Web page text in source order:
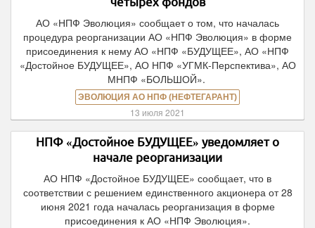
АО «НПФ Эволюция» сообщает о том, что началась
процедура реорганизации АО «НПФ Эволюция» в форме
присоединения к нему АО «НПФ «БУДУЩЕЕ», АО «НПФ
«Достойное БУДУЩЕЕ», АО НПФ «УГМК-Перспектива», АО
МНПФ «БОЛЬШОЙ».
ЭВОЛЮЦИЯ АО НПФ (НЕФТЕГАРАНТ)
13 июля 2021
НПФ «Достойное БУДУЩЕЕ» уведомляет о
начале реорганизации
АО НПФ «Достойное БУДУЩЕЕ» сообщает, что в
соответствии с решением единственного акционера от 28
июня 2021 года началась реорганизация в форме
присоединения к АО «НПФ Эволюция».